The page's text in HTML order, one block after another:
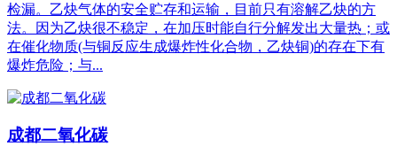
检漏。乙炔气体的安全贮存和运输，目前只有溶解乙炔的方
法。因为乙炔很不稳定，在加压时能自行分解发出大量热；或
在催化物质(与铜反应生成爆炸性化合物，乙炔铜)的存在下有
爆炸危险；与...
成都二氧化碳